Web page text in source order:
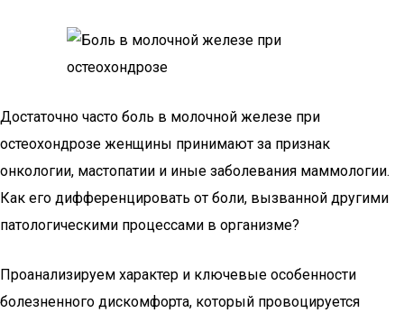
Достаточно часто боль в молочной железе при
остеохондрозе женщины принимают за признак
онкологии, мастопатии и иные заболевания маммологии.
Как его дифференцировать от боли, вызванной другими
патологическими процессами в организме?
Проанализируем характер и ключевые особенности
болезненного дискомфорта, который провоцируется